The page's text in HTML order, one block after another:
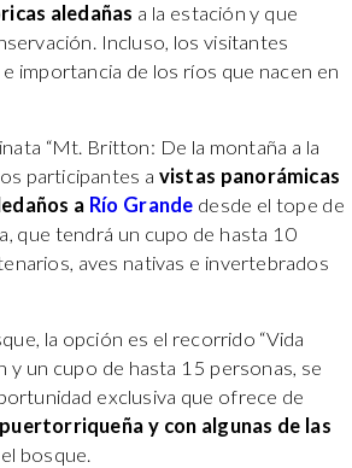
aledañas a la estación y que
Incluso, los visitantes
importancia de los ríos que nacen en
“Mt. Britton: De la montaña a la
participantes a vistas panorámicas
a Río Grande desde el tope de
que tendrá un cupo de hasta 10
aves nativas e invertebrados
la opción es el recorrido “Vida
y un cupo de hasta 15 personas, se
exclusiva que ofrece de
y con algunas de las
bosque.